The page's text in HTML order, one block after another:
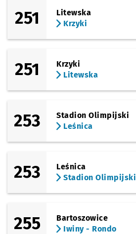
251
Litewska
Krzyki
251
Krzyki
Litewska
253
Stadion Olimpijski
Leśnica
253
Leśnica
Stadion Olimpijski
255
Bartoszowice
Iwiny - Rondo